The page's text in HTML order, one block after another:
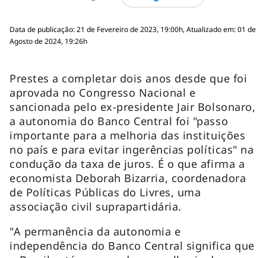
Data de publicação: 21 de Fevereiro de 2023, 19:00h, Atualizado em: 01 de
Agosto de 2024, 19:26h
Prestes a completar dois anos desde que foi
aprovada no Congresso Nacional e
sancionada pelo ex-presidente Jair Bolsonaro,
a autonomia do Banco Central foi "passo
importante para a melhoria das instituições
no país e para evitar ingerências políticas" na
condução da taxa de juros. É o que afirma a
economista Deborah Bizarria, coordenadora
de Políticas Públicas do Livres, uma
associação civil suprapartidária.
"A permanência da autonomia e
independência do Banco Central significa que